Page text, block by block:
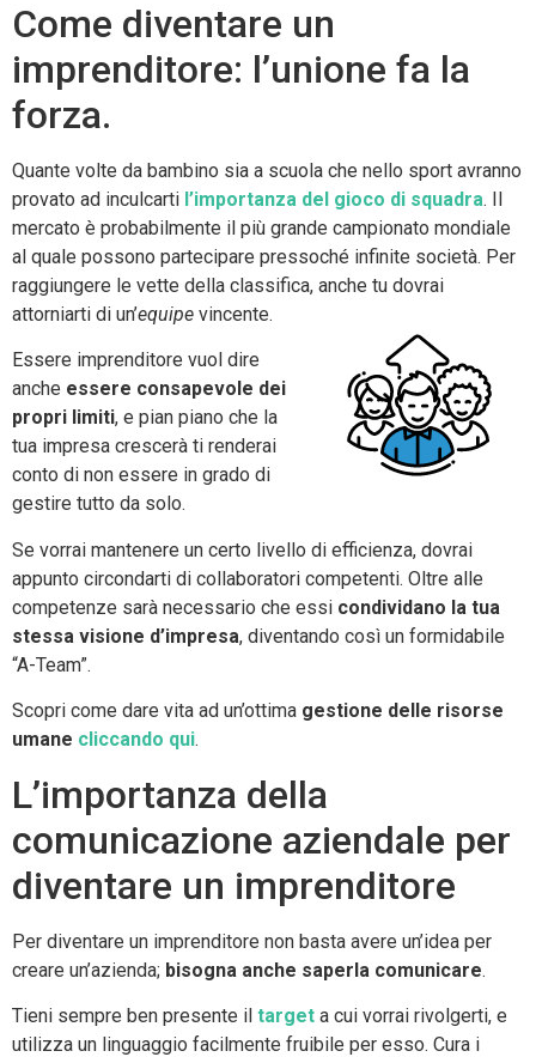
Come diventare un
imprenditore: l’unione fa la
forza.
Quante volte da bambino sia a scuola che nello sport avranno
provato ad inculcarti l’importanza del gioco di squadra. Il
mercato è probabilmente il più grande campionato mondiale
al quale possono partecipare pressoché infinite società. Per
raggiungere le vette della classifica, anche tu dovrai
attorniarti di un’equipe vincente.
Essere imprenditore vuol dire
anche essere consapevole dei
propri limiti, e pian piano che la
tua impresa crescerà ti renderai
conto di non essere in grado di
gestire tutto da solo.
Se vorrai mantenere un certo livello di efficienza, dovrai
appunto circondarti di collaboratori competenti. Oltre alle
competenze sarà necessario che essi condividano la tua
stessa visione d’impresa, diventando così un formidabile
“A-Team”.
Scopri come dare vita ad un’ottima gestione delle risorse
umane cliccando qui.
L’importanza della
comunicazione aziendale per
diventare un imprenditore
Per diventare un imprenditore non basta avere un’idea per
creare un’azienda; bisogna anche saperla comunicare.
Tieni sempre ben presente il target a cui vorrai rivolgerti, e
utilizza un linguaggio facilmente fruibile per esso. Cura i